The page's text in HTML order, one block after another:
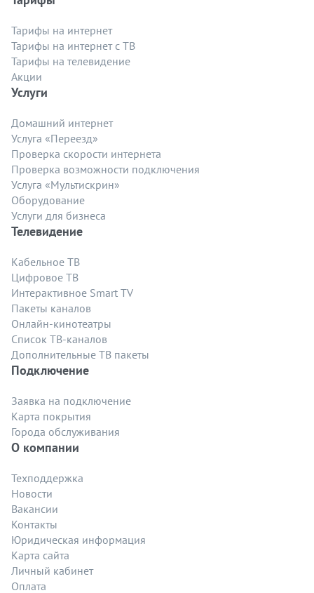
Тарифы на интернет
Тарифы на интернет с ТВ
Тарифы на телевидение
Акции
Услуги
Домашний интернет
Услуга «Переезд»
Проверка скорости интернета
Проверка возможности подключения
Услуга «Мультискрин»
Оборудование
Услуги для бизнеса
Телевидение
Кабельное ТВ
Цифровое ТВ
Интерактивное Smart TV
Пакеты каналов
Онлайн-кинотеатры
Список ТВ-каналов
Дополнительные ТВ пакеты
Подключение
Заявка на подключение
Карта покрытия
Города обслуживания
О компании
Техподдержка
Новости
Вакансии
Контакты
Юридическая информация
Карта сайта
Личный кабинет
Оплата